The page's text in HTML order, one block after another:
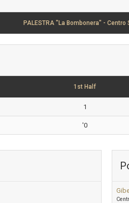
PALESTRA "La Bombonera" -
1st Half
1
'0